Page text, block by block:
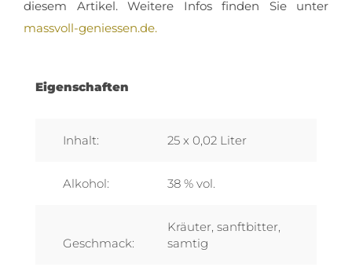
diesem Artikel. Weitere Infos finden Sie unter
massvoll-geniessen.de.
Eigenschaften
Inhalt: 25 x 0,02 Liter
Alkohol: 38 % vol.
Geschmack:
Kräuter, sanftbitter,
samtig